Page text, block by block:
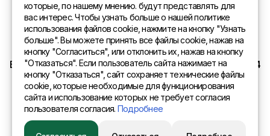
Представительства в мире
Адрес
EURO SITEX Latvia Daugavpils A.Pumpura iela 104b LV 5404
© 2015 Eurositex Latvija
которые, по нашему мнению. будут представлять для
вас интерес. Чтобы узнать больше о нашей политике
использования файлов cookie, нажмите на кнопку "Узнать
больше". Вы можете принять все файлы cookie, нажав на
кнопку "Согласиться", или отклонить их, нажав на кнопку
"Отказаться". Если пользователь сайта нажимает на
кнопку "Отказаться", сайт сохраняет технические файлы
cookie, которые необходимые для функционирования
сайта и использование которых не требует согласия
пользователя согласия. Подробнее